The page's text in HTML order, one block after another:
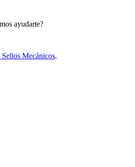
ayudarte?
Mecánicos.